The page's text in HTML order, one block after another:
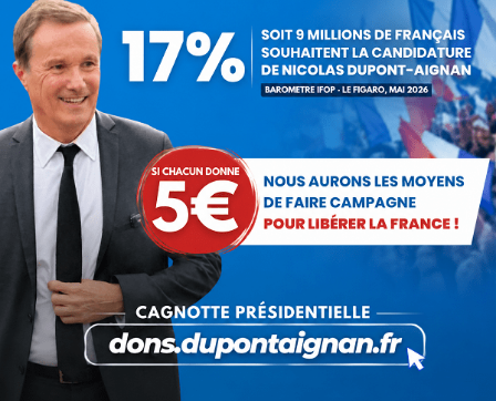
Après une semaine passée à faire des
propositions vaines aux ouvriers des usines,
Nicolas Sarkozy et François Hollande
s'escarmouchent ce week-end pour récupérer
le vote des agriculteurs. Ils défilent…